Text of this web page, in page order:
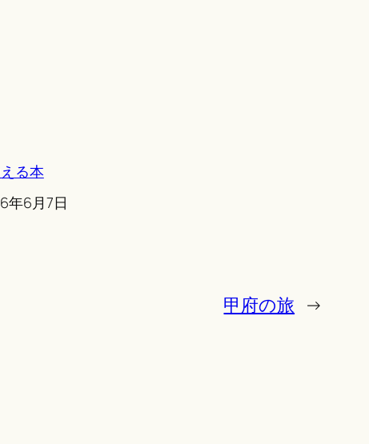
る本
年6月7日
甲府の旅 →